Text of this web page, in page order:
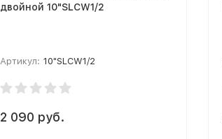
двойной 10"SLCW1/2
Артикул: 10"SLCW1/2
2 090 руб.